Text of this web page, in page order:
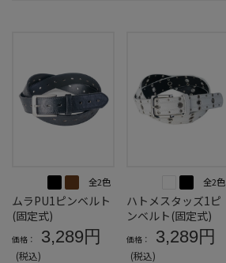
全2色
ムラPU1ピンベルト
(固定式)
価格： 3,289円
(税込)
全2色
ハトメスタッズ1ピ
ンベルト(固定式)
価格： 3,289円
(税込)